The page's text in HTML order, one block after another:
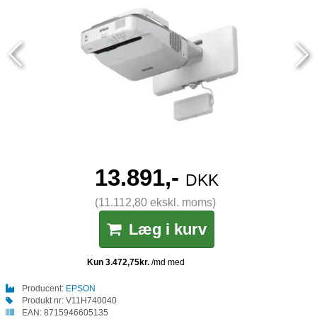
13.891,- DKK
(11.112,80 ekskl. moms)
Læg i kurv
Producent: EPSON
Produkt nr: V11H740040
EAN: 8715946605135